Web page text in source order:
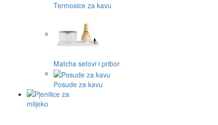
Termosice za kavu
Matcha setovi i pribor
Posude za kavu